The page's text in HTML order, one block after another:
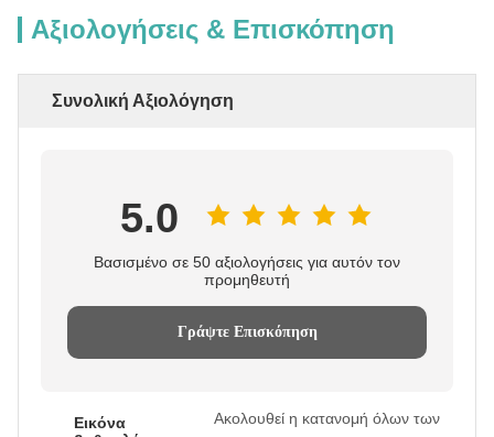
Αξιολογήσεις & Επισκόπηση
Συνολική Αξιολόγηση
5.0
Βασισμένο σε 50 αξιολογήσεις για αυτόν τον
προμηθευτή
Γράψτε Επισκόπηση
Εικόνα
Ακολουθεί η κατανομή όλων των